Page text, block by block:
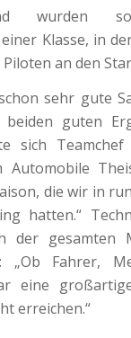
wurden
Klasse, in
Piloten an den
sehr gute
guten
sich Teamchef
Automobile
die wir in
hatten.“
der gesamten
„Ob Fahrer,
eine
erreichen.“